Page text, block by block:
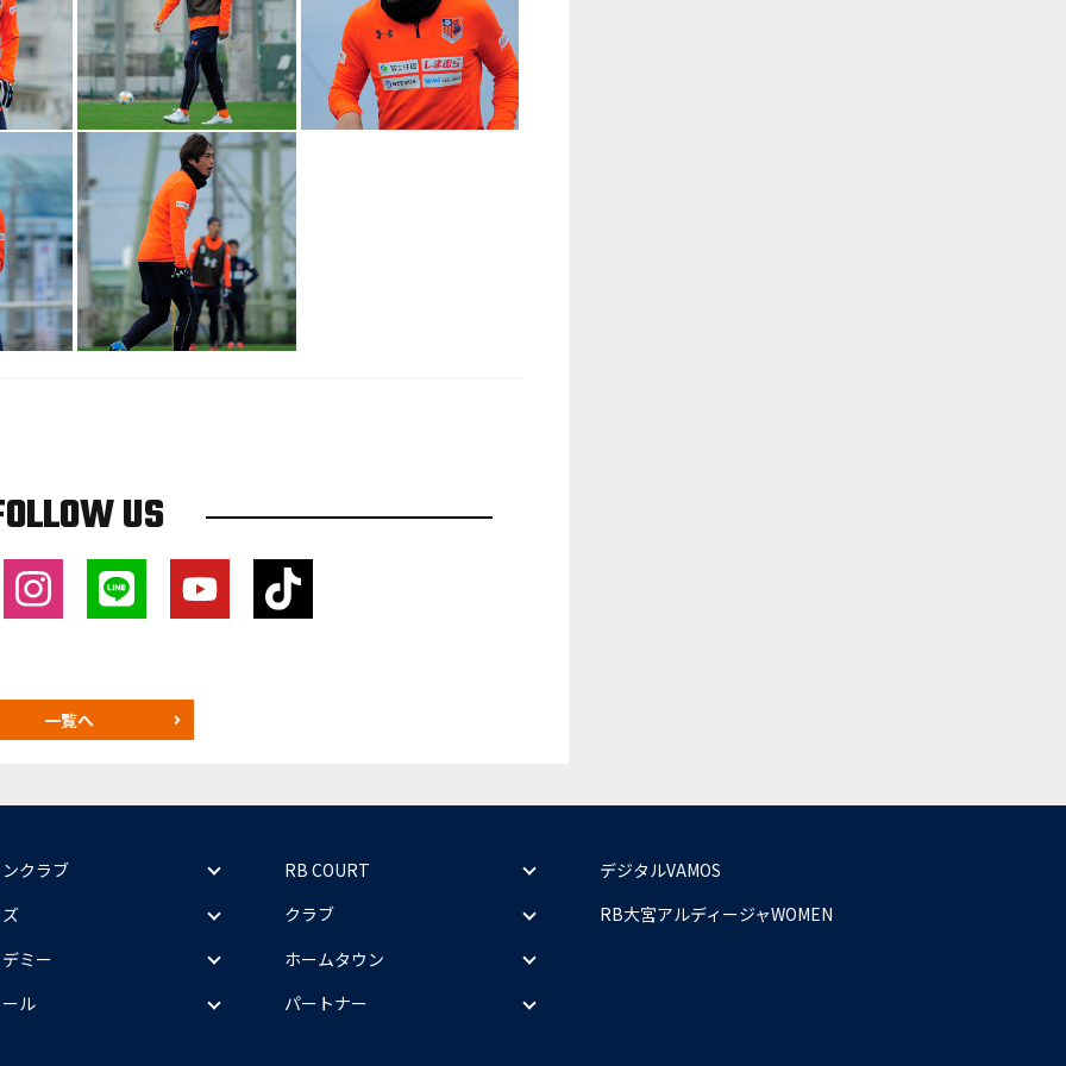
US
一覧へ
クラブ
ミー
ル
RB COURT
クラブ
ホームタウン
パートナー
デジタルVAMOS
RB大宮アルディージャWOMEN